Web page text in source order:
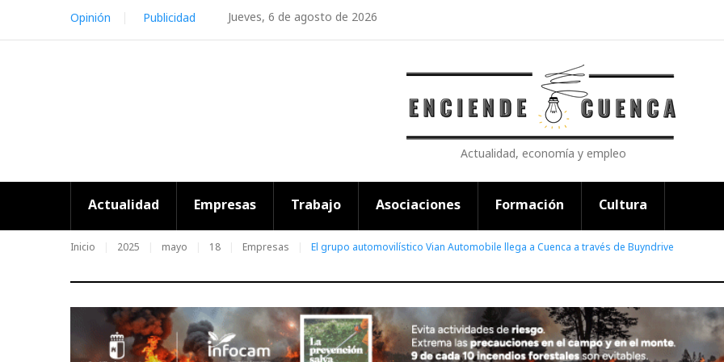
content
Jueves, 6 de agosto de 2026
Opinión Publicidad
Actualidad, economía y empleo
Actualidad Empresas Trabajo Asociaciones Formación Cultura
Inicio 2025 mayo 18 Empresas El grupo automovilístico Vian Automobile llega a Cuenca a través de Buyndrive